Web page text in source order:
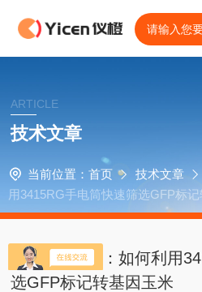
ARTICLE
技术文章
当前位置： 首页 技术文章
用3415RG手电筒快速筛选GFP标
实验Protocol：如何利用
选GFP标记转基因玉米